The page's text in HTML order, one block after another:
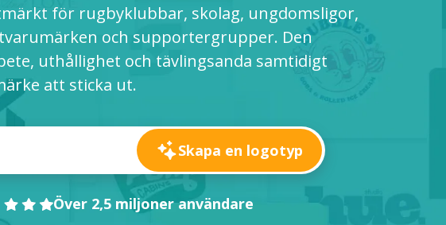
för rugbyklubbar, skolag, ungdomsligor,
och supportergrupper. Den
uthållighet och tävlingsanda samtidigt
att sticka ut.
Skapa en logotyp
Över 2,5 miljoner användare